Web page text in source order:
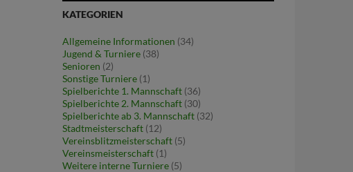
KATEGORIEN
Allgemeine Informationen (34)
Jugend & Turniere (38)
Senioren (2)
Sonstige Turniere (1)
Spielberichte 1. Mannschaft (36)
Spielberichte 2. Mannschaft (30)
Spielberichte ab 3. Mannschaft (32)
Stadtmeisterschaft (12)
Vereinsblitzmeisterschaft (5)
Vereinsmeisterschaft (1)
Weitere interne Turniere (5)